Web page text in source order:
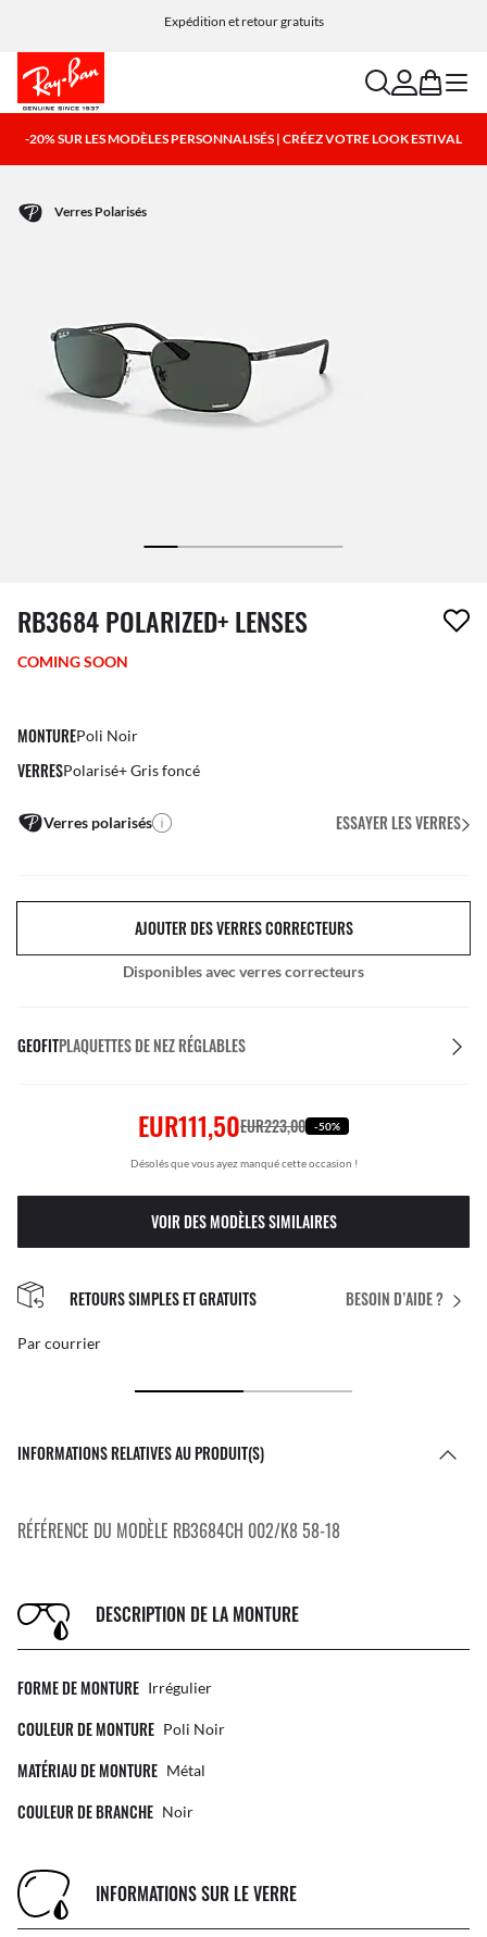
Expédition et retour gratuits
Choisissez Klarna et PayPal pour des options de paiement simples et flexibles
searchaccount
bag menu
-20% SUR LES MODÈLES PERSONNALISÉS | CRÉEZ VOTRE LOOK ESTIVAL
Verres Polarisés
1 article a été retiré de votre liste de souhaits
RB3684 POLARIZED+ LENSES
COMING SOON
MONTUREPoli Noir
VERRESPolarisé+ Gris foncé
Verres polarisés ESSAYER LES VERRES
AJOUTER DES VERRES CORRECTEURS
Disponibles avec verres correcteurs
GEOFITPLAQUETTES DE NEZ RÉGLABLES
EUR111,50EUR223,00 -50%
Désolés que vous ayez manqué cette occasion !
VOIR DES MODÈLES SIMILAIRES
BESOIN D’AIDE ?
RETOURS SIMPLES ET GRATUITS
Par courrier
INFORMATIONS RELATIVES AU PRODUIT(S)
RÉFÉRENCE DU MODÈLE RB3684CH 002/K8 58-18
DESCRIPTION DE LA MONTURE
FORME DE MONTURE Irrégulier
COULEUR DE MONTURE Poli Noir
MATÉRIAU DE MONTURE Métal
COULEUR DE BRANCHE Noir
INFORMATIONS SUR LE VERRE